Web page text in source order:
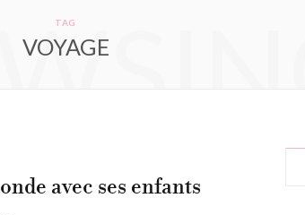
TAG
VOYAGE
avec ses enfants